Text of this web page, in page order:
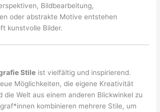
Bildbearbeitung,
oder abstrakte Motive entstehen
kunstvolle Bilder.
Stile ist vielfältig und inspirierend.
Möglichkeiten, die eigene Kreativität
die Welt aus einem anderen Blickwinkel zu
kombinieren mehrere Stile, um